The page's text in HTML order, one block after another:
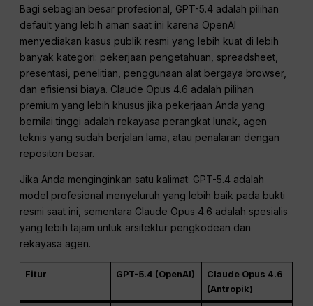
Bagi sebagian besar profesional, GPT-5.4 adalah pilihan
default yang lebih aman saat ini karena OpenAI
menyediakan kasus publik resmi yang lebih kuat di lebih
banyak kategori: pekerjaan pengetahuan, spreadsheet,
presentasi, penelitian, penggunaan alat bergaya browser,
dan efisiensi biaya. Claude Opus 4.6 adalah pilihan
premium yang lebih khusus jika pekerjaan Anda yang
bernilai tinggi adalah rekayasa perangkat lunak, agen
teknis yang sudah berjalan lama, atau penalaran dengan
repositori besar.
Jika Anda menginginkan satu kalimat: GPT-5.4 adalah
model profesional menyeluruh yang lebih baik pada bukti
resmi saat ini, sementara Claude Opus 4.6 adalah spesialis
yang lebih tajam untuk arsitektur pengkodean dan
rekayasa agen.
Fitur GPT-5.4 (OpenAI)
Claude Opus 4.6
(Antropik)